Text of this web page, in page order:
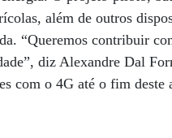
além de outros
“Queremos contribuir
diz Alexandre Dal
com o 4G até o fim deste